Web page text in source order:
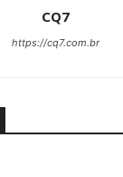
CQ7
https://cq7.com.br